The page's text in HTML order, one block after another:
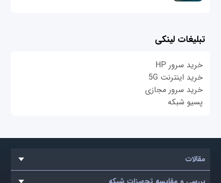
تبلیغات لینکی
خرید سرور HP
خرید اینترنت 5G
خرید سرور مجازی
پسیو شبکه
مقالات